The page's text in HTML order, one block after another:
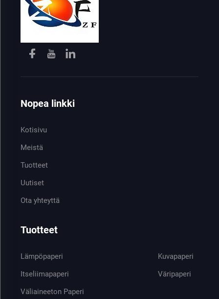
Nopea linkki
Kotisivu
Meistä
Tuotteet
Uutiset
Ota yhteyttä
Tuotteet
Lämpöpaperi
Itseliimapaperi
Väliaineeton Paperi
Kuvapaperi
Väripaperi